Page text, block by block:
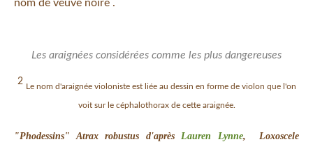
nom de veuve noire .
Les araignées considérées comme les plus dangereuses
2 Le nom d'araignée violoniste est liée au dessin en forme de violon que l'on
voit sur le céphalothorax de cette araignée.
"Phodessins" Atrax robustus d'après Lauren Lynne, Loxoscele